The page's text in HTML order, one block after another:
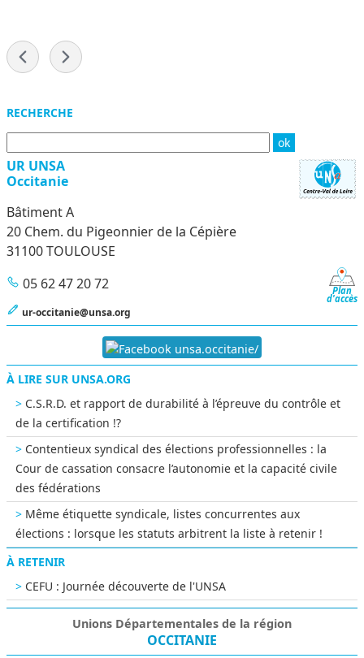
Menu
RECHERCHE
UR UNSA
Occitanie
Bâtiment A
20 Chem. du Pigeonnier de la Cépière
31100 TOULOUSE
Plan
d'accès
05 62 47 20 72
ur-occitanie@unsa.org
unsa.occitanie/
À LIRE SUR UNSA.ORG
C.S.R.D. et rapport de durabilité à l’épreuve du contrôle et
de la certification !?
Contentieux syndical des élections professionnelles : la
Cour de cassation consacre l’autonomie et la capacité civile
des fédérations
Même étiquette syndicale, listes concurrentes aux
élections : lorsque les statuts arbitrent la liste à retenir !
À RETENIR
CEFU : Journée découverte de l'UNSA
Unions Départementales de la région
OCCITANIE